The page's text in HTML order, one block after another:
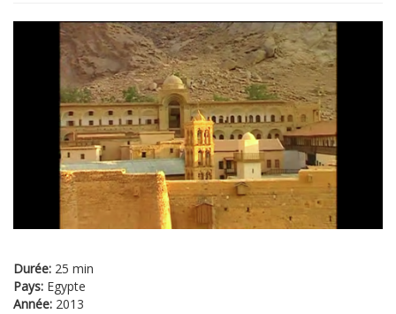
Durée: 25 min
Pays: Egypte
Année: 2013